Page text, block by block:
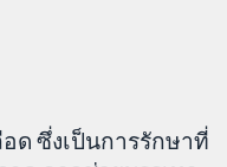
ด ซึ่งเป็นการรักษาที่